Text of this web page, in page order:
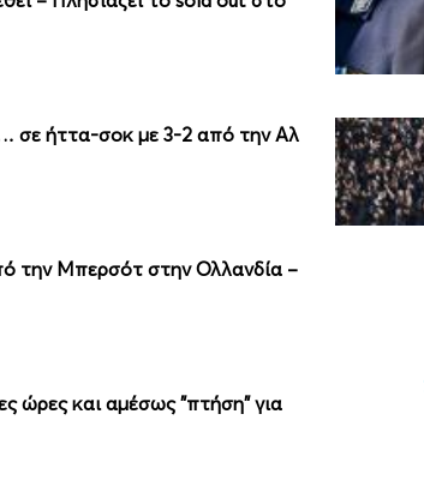
σε ήττα-σοκ με 3-2 από την Αλ
την Μπερσότ στην Ολλανδία –
ώρες και αμέσως "πτήση" για